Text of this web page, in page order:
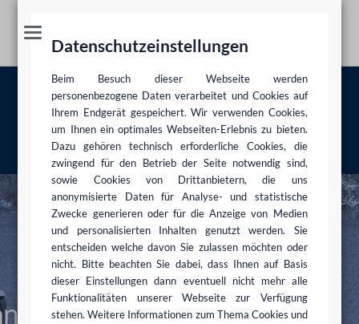
Datenschutzeinstellungen
Beim Besuch dieser Webseite werden
personenbezogene Daten verarbeitet und Cookies auf
Ihrem Endgerät gespeichert. Wir verwenden Cookies,
um Ihnen ein optimales Webseiten-Erlebnis zu bieten.
Dazu gehören technisch erforderliche Cookies, die
zwingend für den Betrieb der Seite notwendig sind,
sowie Cookies von Drittanbietern, die uns
anonymisierte Daten für Analyse- und statistische
Zwecke generieren oder für die Anzeige von Medien
und personalisierten Inhalten genutzt werden. Sie
entscheiden welche davon Sie zulassen möchten oder
nicht. Bitte beachten Sie dabei, dass Ihnen auf Basis
dieser Einstellungen dann eventuell nicht mehr alle
Funktionalitäten unserer Webseite zur Verfügung
stehen. Weitere Informationen zum Thema Cookies und
Projekt- und Vertragsgestaltung
Beratungsschwerpunkte Agrar- und Forstwirtschaft
Projekt- und
Vertragsgestaltung